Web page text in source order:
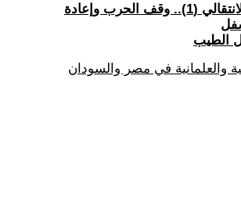
(17) 15. البرنامج الانتقالي (1).. وقف الحرب وإعادة
الطيب
والعلمانية في مصر والسودان